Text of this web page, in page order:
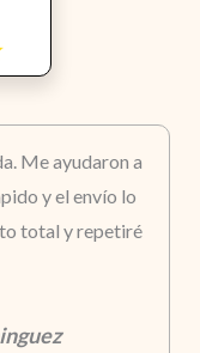
Me ayudaron a
y el envío lo
total y repetiré